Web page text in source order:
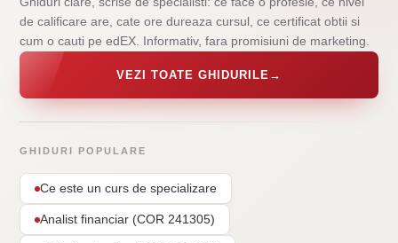
de calificare are, cate ore dureaza cursul, ce certificat obtii si
cum o cauti pe edEX. Informativ, fara promisiuni de marketing.
VEZI TOATE GHIDURILE →
GHIDURI POPULARE
Ce este un curs de specializare
Analist financiar (COR 241305)